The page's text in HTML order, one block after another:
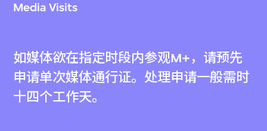
Media Visits
如媒体欲在指定时段内参观M+，请预先
申请单次媒体通行证。处理申请一般需时
十四个工作天。